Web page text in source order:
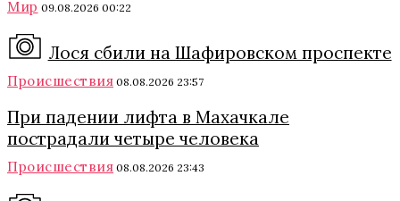
Мир 09.08.2026 00:22
Лося сбили на Шафировском проспекте
Происшествия 08.08.2026 23:57
При падении лифта в Махачкале
пострадали четыре человека
Происшествия 08.08.2026 23:43